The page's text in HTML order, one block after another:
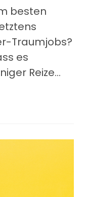
besten
Traumjobs?
es
Reize…